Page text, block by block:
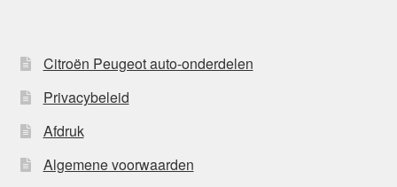
Citroën Peugeot auto-onderdelen
Privacybeleid
Afdruk
Algemene voorwaarden